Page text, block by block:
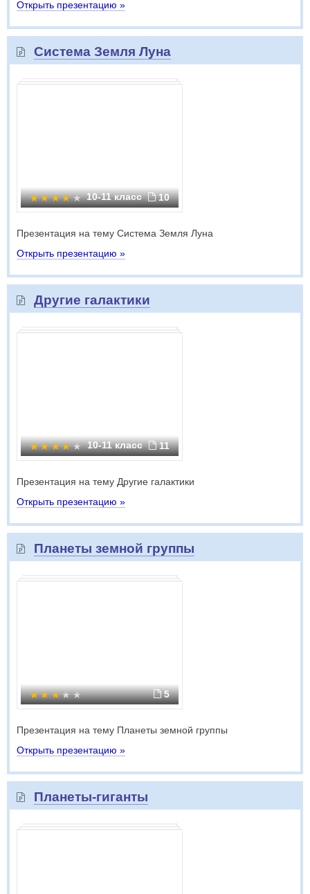
Открыть презентацию »
Система Земля Луна
10-11 класс 10
Презентация на тему Система Земля Луна
Открыть презентацию »
Другие галактики
10-11 класс 11
Презентация на тему Другие галактики
Открыть презентацию »
Планеты земной группы
5
Презентация на тему Планеты земной группы
Открыть презентацию »
Планеты-гиганты